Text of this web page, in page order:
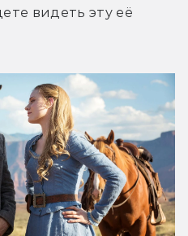
видеть эту её